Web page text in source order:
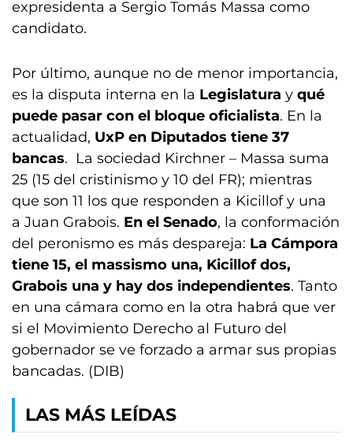
expresidenta a Sergio Tomás Massa como
candidato.
Por último, aunque no de menor importancia,
es la disputa interna en la Legislatura y qué
puede pasar con el bloque oficialista. En la
actualidad, UxP en Diputados tiene 37
bancas. La sociedad Kirchner – Massa suma
25 (15 del cristinismo y 10 del FR); mientras
que son 11 los que responden a Kicillof y una
a Juan Grabois. En el Senado, la conformación
del peronismo es más despareja: La Cámpora
tiene 15, el massismo una, Kicillof dos,
Grabois una y hay dos independientes. Tanto
en una cámara como en la otra habrá que ver
si el Movimiento Derecho al Futuro del
gobernador se ve forzado a armar sus propias
bancadas. (DIB)
LAS MÁS LEÍDAS